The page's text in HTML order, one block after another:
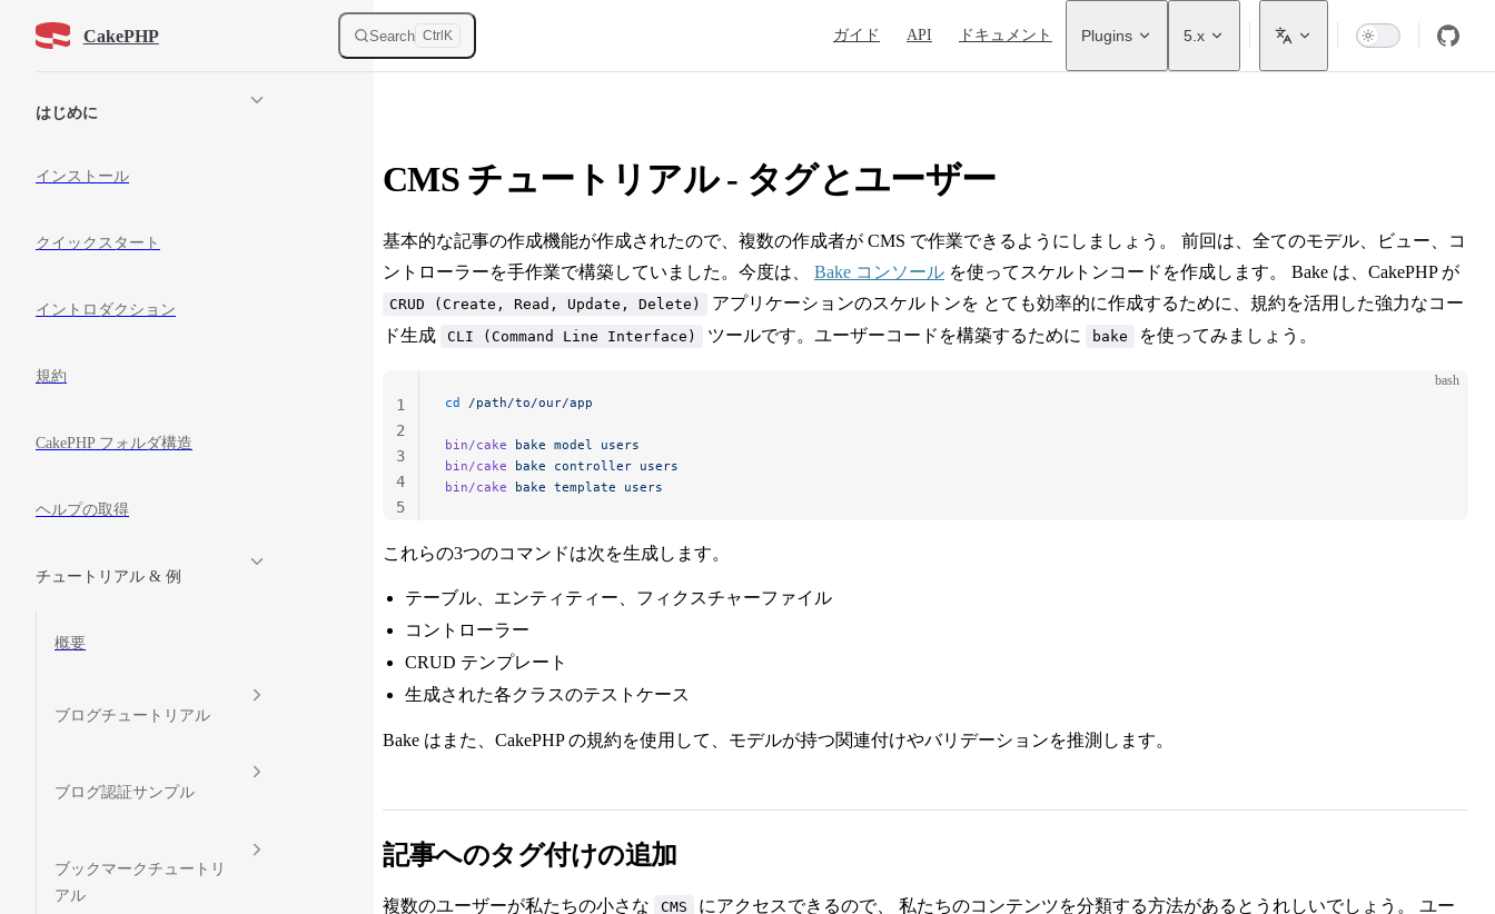
Skip to contentCakePHP Search Ctrl K ガイド API ドキュメント Plugins 5.x
はじめに
インストール
クイックスタート
イントロダクション
規約
CakePHP フォルダ構造
ヘルプの取得
チュートリアル & 例
概要
ブログチュートリアル
ブログ認証サンプル
ブックマークチュートリ
アル
CMS チュートリアル - タグとユーザー
基本的な記事の作成機能が作成されたので、複数の作成者が CMS で作業できるようにしましょう。 前回は、全てのモデル、ビュー、コ
ントローラーを手作業で構築していました。今度は、 Bake コンソール を使ってスケルトンコードを作成します。 Bake は、CakePHP が
CRUD (Create, Read, Update, Delete)
アプリケーションのスケルトンを とても効率的に作成するために、規約を活用した強力なコー
ド生成
CLI (Command Line Interface) ツールです。ユーザーコードを構築するために bake を使ってみましょう。
bash
cd /path/to/our/app
bin/cake bake model users
bin/cake bake controller users
bin/cake bake template users
1
2
3
4
5
これらの3つのコマンドは次を生成します。
テーブル、エンティティー、フィクスチャーファイル
コントローラー
CRUD テンプレート
生成された各クラスのテストケース
Bake はまた、CakePHP の規約を使用して、モデルが持つ関連付けやバリデーションを推測します。
記事へのタグ付けの追加
複数のユーザーが私たちの小さな CMS
にアクセスできるので、 私たちのコンテンツを分類する方法があるとうれしいでしょう。 ユー